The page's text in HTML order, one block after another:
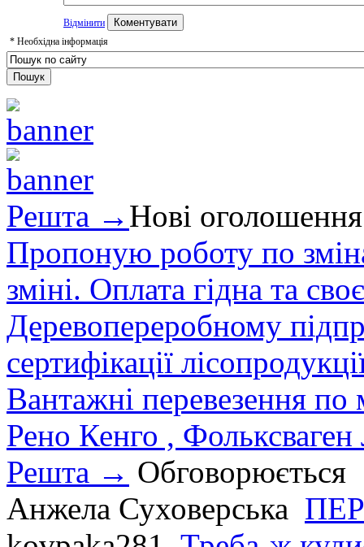
Відмінити
* Необхідна інформація
Решта → Нові оголошення
Пропоную роботу по
зміні. Оплата гідна та
Деревопереробному
сертифікації
Вантажні перевезення по
Рено Кенго ,
Решта → Обговорюється
Анжела Суховерська